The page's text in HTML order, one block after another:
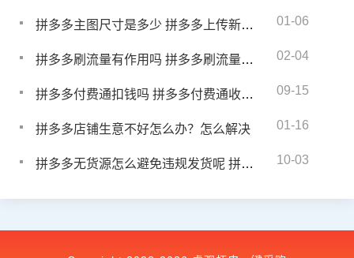
拼多多主图尺寸是多少 拼多多上传新宝贝主图尺寸要求 01-06
拼多多刷流量有作用吗 拼多多刷流量的作用 02-04
拼多多付费通扣钱吗 拼多多付费通收取费用吗 09-15
拼多多店铺生意不好怎么办？怎么解决 01-16
拼多多无货源怎么避免违规发货呢 拼多多无货源怎么避免违规发货行为 10-03